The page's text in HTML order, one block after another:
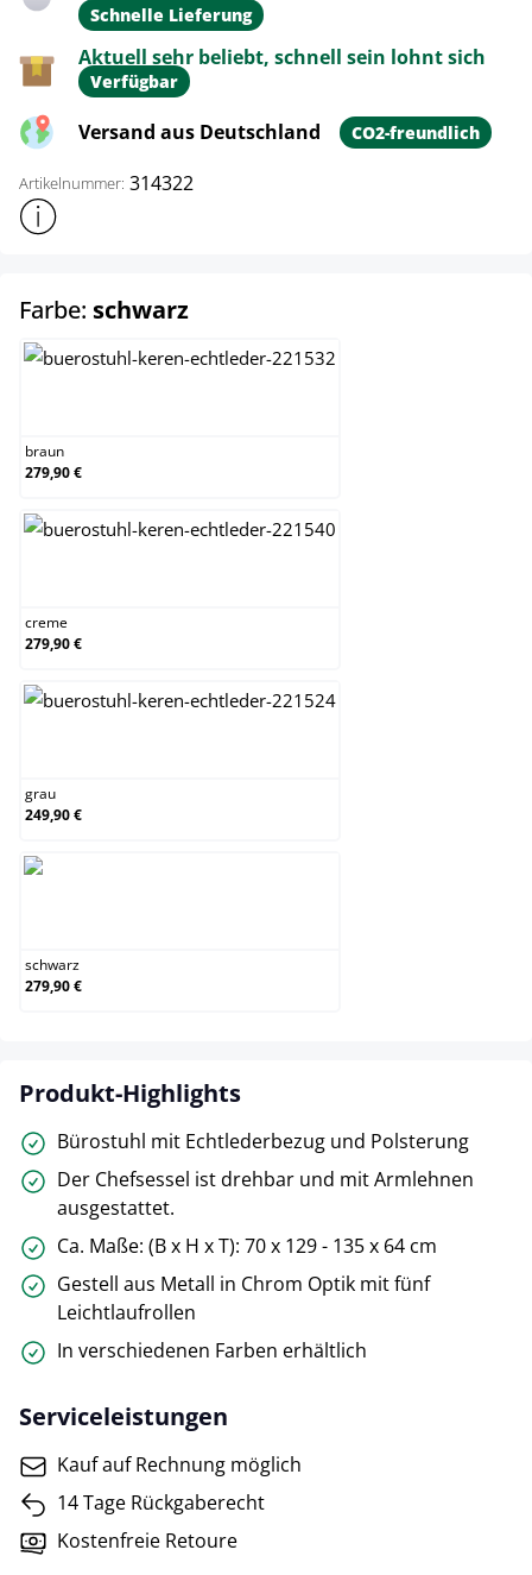
Schnelle Lieferung
Aktuell sehr beliebt, schnell sein lohnt sich
Verfügbar
Versand aus Deutschland CO2-freundlich
Artikelnummer: 314322
Weitere Produktinformationen anzeigen
Farbe: schwarzauswählen
braun
279,90 €
creme
279,90 €
grau
249,90 €
schwarz
279,90 €
Produkt-Highlights
Bürostuhl mit Echtlederbezug und Polsterung
Der Chefsessel ist drehbar und mit Armlehnen
ausgestattet.
Ca. Maße: (B x H x T): 70 x 129 - 135 x 64 cm
Gestell aus Metall in Chrom Optik mit fünf
Leichtlaufrollen
In verschiedenen Farben erhältlich
Serviceleistungen
Kauf auf Rechnung möglich
14 Tage Rückgaberecht
Kostenfreie Retoure